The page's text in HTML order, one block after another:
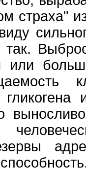
страха"
так.
или